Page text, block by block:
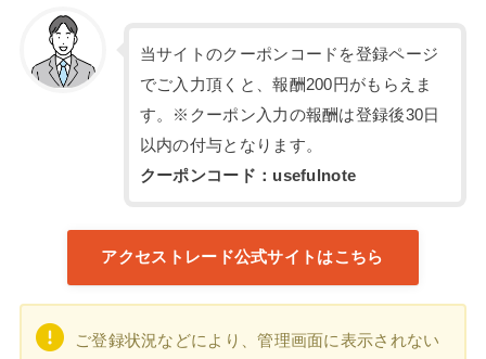
当サイトのクーポンコードを登録ページ
でご入力頂くと、報酬200円がもらえま
す。※クーポン入力の報酬は登録後30日
以内の付与となります。
クーポンコード：usefulnote
アクセストレード公式サイトはこちら
ご登録状況などにより、管理画面に表示されない